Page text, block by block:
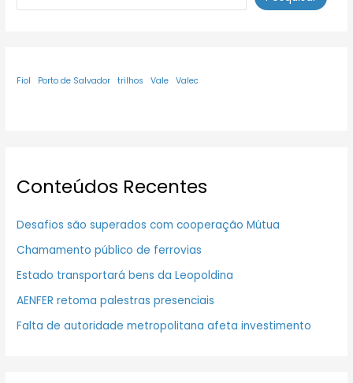
Fiol Porto de Salvador trilhos Vale Valec
Conteúdos Recentes
Desafios são superados com cooperação Mútua
Chamamento público de ferrovias
Estado transportará bens da Leopoldina
AENFER retoma palestras presenciais
Falta de autoridade metropolitana afeta investimento